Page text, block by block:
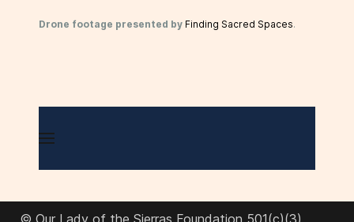
Drone footage presented by Finding Sacred Spaces.
© Our Lady of the Sierras Foundation 501(c)(3)